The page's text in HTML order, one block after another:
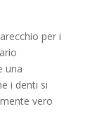
per i
una
i denti si
vero